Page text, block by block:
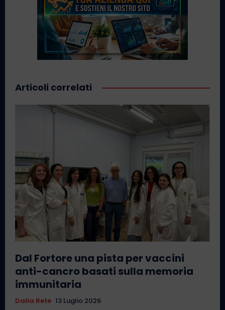
Articoli correlati
Dal Fortore una pista per vaccini
anti-cancro basati sulla memoria
immunitaria
Dalla Rete 13 Luglio 2026